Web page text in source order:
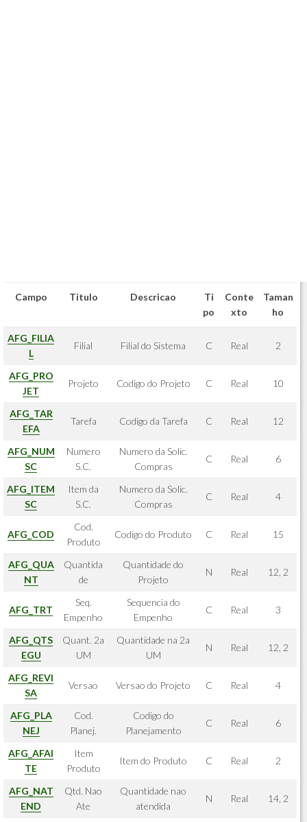
Campo Titulo Descricao
Ti
po
Conte
xto
Taman
ho
AFG_FILIA
L
Filial Filial do Sistema C Real 2
AFG_PRO
JET
Projeto Codigo do Projeto C Real 10
AFG_TAR
EFA
Tarefa Codigo da Tarefa C Real 12
AFG_NUM
SC
Numero
S.C.
Numero da Solic.
Compras
C Real 6
AFG_ITEM
SC
Item da
S.C.
Numero da Solic.
Compras
C Real 4
AFG_COD
Cod.
Produto
Codigo do Produto C Real 15
AFG_QUA
NT
Quantida
de
Quantidade do
Projeto
N Real 12, 2
AFG_TRT
Seq.
Empenho
Sequencia do
Empenho
C Real 3
AFG_QTS
EGU
Quant. 2a
UM
Quantidade na 2a
UM
N Real 12, 2
AFG_REVI
SA
Versao Versao do Projeto C Real 4
AFG_PLA
NEJ
Cod.
Planej.
Codigo do
Planejamento
C Real 6
AFG_AFAI
TE
Item
Produto
Item do Produto C Real 2
AFG_NAT
END
Qtd. Nao
Ate
Quantidade nao
atendida
N Real 14, 2